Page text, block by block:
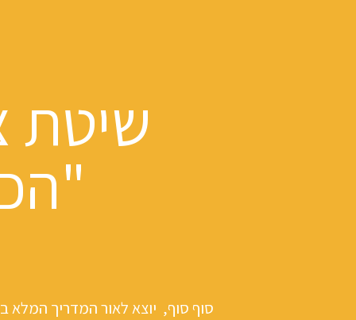
שיטת
סוף סוף, יוצא לאור המדריך המלא